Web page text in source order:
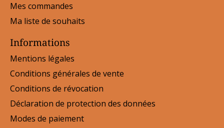
Mes commandes
Ma liste de souhaits
Informations
Mentions légales
Conditions générales de vente
Conditions de révocation
Déclaration de protection des données
Modes de paiement